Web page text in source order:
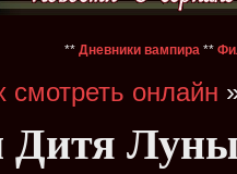
** Дневники вампира **
онлайн
Луны